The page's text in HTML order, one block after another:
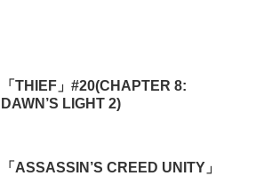
「THIEF」#20(CHAPTER 8:
DAWN’S LIGHT 2)
「ASSASSIN’S CREED UNITY」